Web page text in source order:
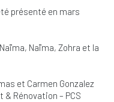
présenté en mars
Naïma, Zohra et la
et Carmen Gonzalez
Rénovation – PCS